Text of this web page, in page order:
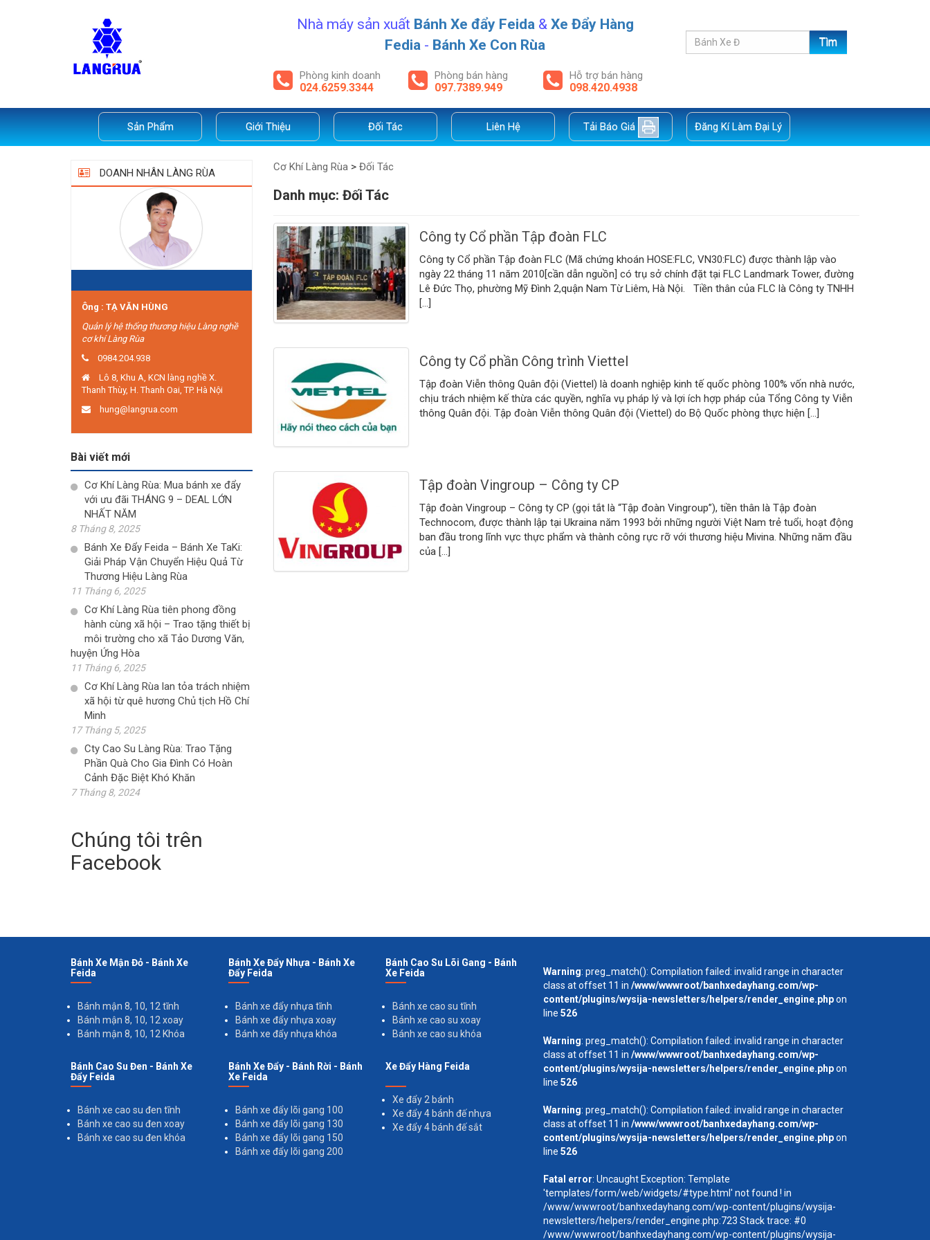
Nhà máy sản xuất Bánh Xe đẩy Feida& Xe Đẩy Hàng
Fedia - Bánh Xe Con Rùa
Phòng kinh doanh
024.6259.3344
Phòng bán hàng
097.7389.949
Hỗ trợ bán hàng
098.420.4938
Sản Phẩm Giới Thiệu Đối Tác Liên Hệ Tải Báo Giá Đăng Kí Làm Đại Lý
DOANH NHÂN LÀNG RÙA
Ông : TẠ VĂN HÙNG
Quản lý hệ thống thương hiệu Làng nghề
cơ khí Làng Rùa
0984.204.938
Lô 8, Khu A, KCN làng nghề X.
Thanh Thùy, H. Thanh Oai, TP. Hà Nội
hung@langrua.com
Bài viết mới
Cơ Khí Làng Rùa: Mua bánh xe đẩy
với ưu đãi THÁNG 9 – DEAL LỚN
NHẤT NĂM
8 Tháng 8, 2025
Bánh Xe Đẩy Feida – Bánh Xe TaKi:
Giải Pháp Vận Chuyển Hiệu Quả Từ
Thương Hiệu Làng Rùa
11 Tháng 6, 2025
Cơ Khí Làng Rùa tiên phong đồng
hành cùng xã hội – Trao tặng thiết bị
môi trường cho xã Tảo Dương Văn,
huyện Ứng Hòa
11 Tháng 6, 2025
Cơ Khí Làng Rùa lan tỏa trách nhiệm
xã hội từ quê hương Chủ tịch Hồ Chí
Minh
17 Tháng 5, 2025
Cty Cao Su Làng Rùa: Trao Tặng
Phần Quà Cho Gia Đình Có Hoàn
Cảnh Đặc Biệt Khó Khăn
7 Tháng 8, 2024
Chúng tôi trên
Facebook
Cơ Khí Làng Rùa> Đối Tác
Danh mục: Đối Tác
Công ty Cổ phần Tập đoàn FLC
Công ty Cổ phần Tập đoàn FLC (Mã chứng khoán HOSE:FLC, VN30:FLC) được thành lập vào
ngày 22 tháng 11 năm 2010[cần dẫn nguồn] có trụ sở chính đặt tại FLC Landmark Tower, đường
Lê Đức Thọ, phường Mỹ Đình 2,quận Nam Từ Liêm, Hà Nội. Tiền thân của FLC là Công ty TNHH
[…]
Công ty Cổ phần Công trình Viettel
Tập đoàn Viễn thông Quân đội (Viettel) là doanh nghiệp kinh tế quốc phòng 100% vốn nhà nước,
chịu trách nhiệm kế thừa các quyền, nghĩa vụ pháp lý và lợi ích hợp pháp của Tổng Công ty Viễn
thông Quân đội. Tập đoàn Viễn thông Quân đội (Viettel) do Bộ Quốc phòng thực hiện […]
Tập đoàn Vingroup – Công ty CP
Tập đoàn Vingroup – Công ty CP (gọi tắt là “Tập đoàn Vingroup”), tiền thân là Tập đoàn
Technocom, được thành lập tại Ukraina năm 1993 bởi những người Việt Nam trẻ tuổi, hoạt động
ban đầu trong lĩnh vực thực phẩm và thành công rực rỡ với thương hiệu Mivina. Những năm đầu
của […]
Bánh Xe Mận Đỏ - Bánh Xe
Feida
Bánh mận 8, 10, 12 tĩnh
Bánh mận 8, 10, 12 xoay
Bánh mận 8, 10, 12 Khóa
Bánh Xe Đẩy Nhựa - Bánh Xe
Đẩy Feida
Bánh xe đẩy nhựa tĩnh
Bánh xe đẩy nhựa xoay
Bánh xe đẩy nhựa khóa
Bánh Cao Su Lõi Gang - Bánh
Xe Feida
Bánh xe cao su tĩnh
Bánh xe cao su xoay
Bánh xe cao su khóa
Bánh Cao Su Đen - Bánh Xe
Đẩy Feida
Bánh xe cao su đen tĩnh
Bánh xe cao su đen xoay
Bánh xe cao su đen khóa
Bánh Xe Đẩy - Bánh Rời - Bánh
Xe Feida
Bánh xe đẩy lõi gang 100
Bánh xe đẩy lõi gang 130
Bánh xe đẩy lõi gang 150
Bánh xe đẩy lõi gang 200
Xe Đẩy Hàng Feida
Xe đẩy 2 bánh
Xe đẩy 4 bánh đế nhựa
Xe đẩy 4 bánh đế sắt
Warning: preg_match(): Compilation failed: invalid range in character
class at offset 11 in /www/wwwroot/banhxedayhang.com/wp-
content/plugins/wysija-newsletters/helpers/render_engine.phpon
line 526
Warning: preg_match(): Compilation failed: invalid range in character
class at offset 11 in /www/wwwroot/banhxedayhang.com/wp-
content/plugins/wysija-newsletters/helpers/render_engine.phpon
line 526
Warning: preg_match(): Compilation failed: invalid range in character
class at offset 11 in /www/wwwroot/banhxedayhang.com/wp-
content/plugins/wysija-newsletters/helpers/render_engine.phpon
line 526
Fatal error: Uncaught Exception: Template
'templates/form/web/widgets/#type.html' not found ! in
/www/wwwroot/banhxedayhang.com/wp-content/plugins/wysija-
newsletters/helpers/render_engine.php:723 Stack trace: #0
/www/wwwroot/banhxedayhang.com/wp-content/plugins/wysija-